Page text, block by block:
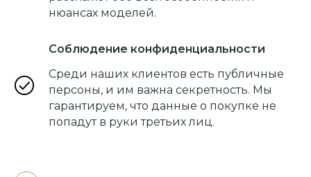
нюансах моделей.
Соблюдение конфиденциальности
Среди наших клиентов есть публичные
персоны, и им важна секретность. Мы
гарантируем, что данные о покупке не
попадут в руки третьих лиц.